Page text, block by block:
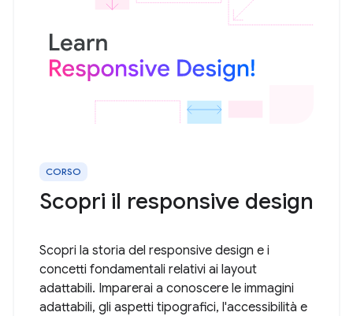
CORSO
Scopri il responsive design
Scopri la storia del responsive design e i
concetti fondamentali relativi ai layout
adattabili. Imparerai a conoscere le immagini
adattabili, gli aspetti tipografici, l'accessibilità e